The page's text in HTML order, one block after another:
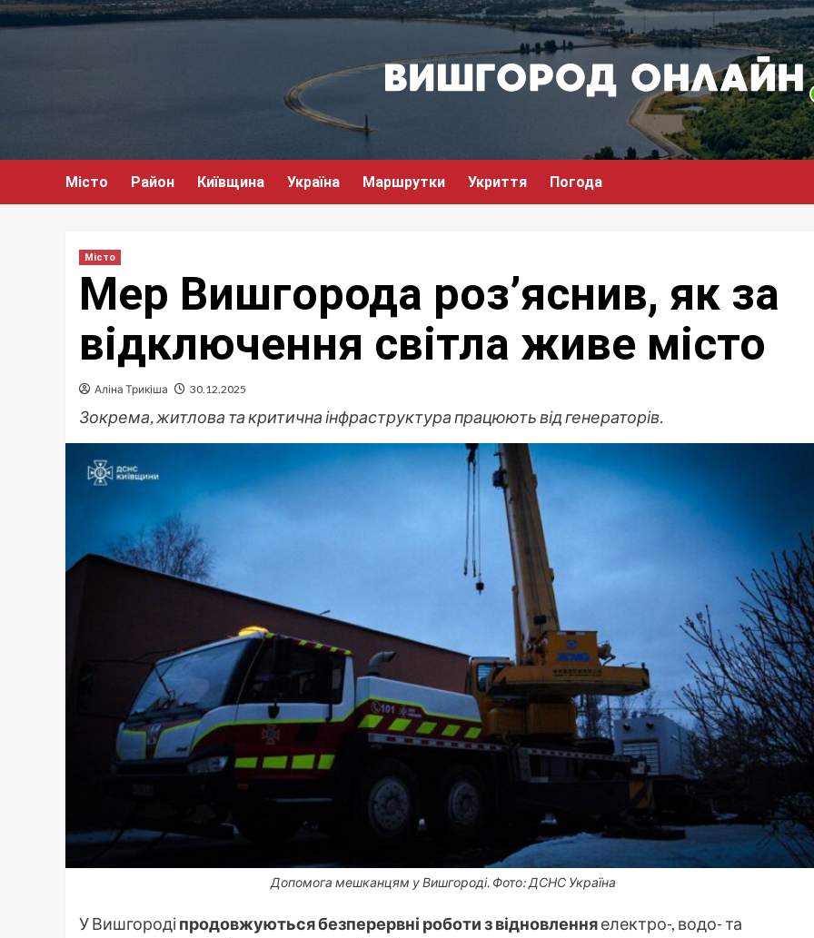
Перейти
до
Місто Район Київщина Україна Маршрутки Укриття Погода
Місто
Мер Вишгорода роз’яснив, як за
відключення світла живе місто
Аліна Трикіша 30.12.2025
Зокрема, житлова та критична інфраструктура працюють від генераторів.
Допомога мешканцям у Вишгороді. Фото: ДСНС Україна
У Вишгороді продовжуються безперервні роботи з відновленняелектро-, водо- та